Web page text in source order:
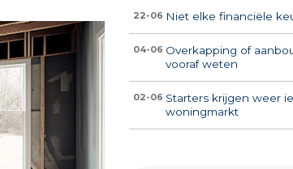
22-06 Niet elke financiële
04-06 Overkapping of
vooraf weten
02-06 Starters krijgen weer
woningmarkt